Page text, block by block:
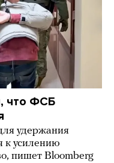
что ФСБ
удержания
к усилению
пишет Bloomberg